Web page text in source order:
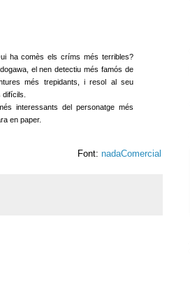
ha comès els críms més terribles?
el nen detectiu més famós de
més trepidants, i resol al seu
interessants del personatge més
en paper.
Font: nadaComercial